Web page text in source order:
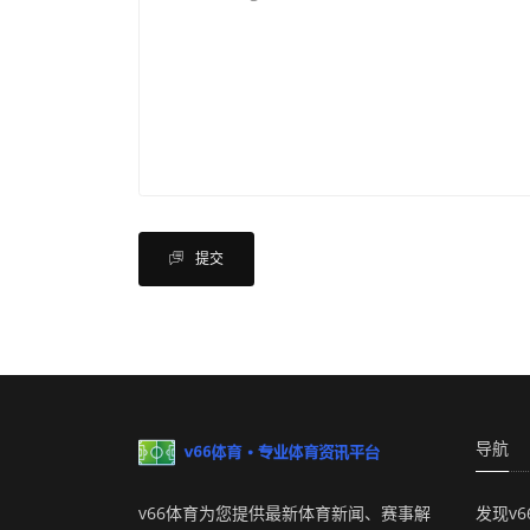
提交
v66体育为您提供最新体育新闻、赛事解
导航
发现